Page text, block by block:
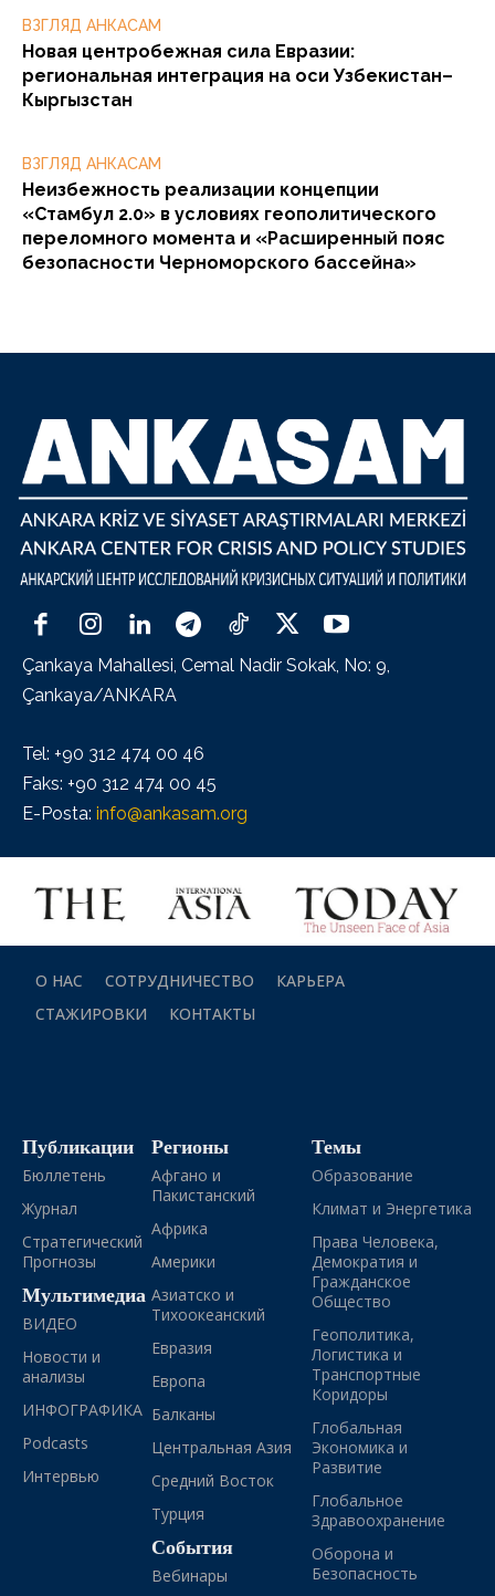
ВЗГЛЯД АНКАСАМ
Новая центробежная сила Евразии:
региональная интеграция на оси Узбекистан–
Кыргызстан
ВЗГЛЯД АНКАСАМ
Неизбежность реализации концепции
«Стамбул 2.0» в условиях геополитического
переломного момента и «Расширенный пояс
безопасности Черноморского бассейна»
Çankaya Mahallesi, Cemal Nadir Sokak, No: 9,
Çankaya/ANKARA
Tel: +90 312 474 00 46
Faks: +90 312 474 00 45
E-Posta: info@ankasam.org
О НАС СОТРУДНИЧЕСТВО
КАРЬЕРА
СТАЖИРОВКИ
КОНТАКТЫ
Публикации
Бюллетень
Журнал
Стратегический
Прогнозы
Мультимедиа
ВИДЕО
Новости и
анализы
ИНФОГРАФИКА
Podcasts
Интервью
Регионы
Афгано и
Пакистанский
Африка
Америки
Азиатско и
Тихоокеанский
Евразия
Европа
Балканы
Центральная Азия
Средний Восток
Турция
События
Вебинары
Темы
Образование
Климат и Энергетика
Права Человека,
Демократия и
Гражданское
Общество
Геополитика,
Логистика и
Транспортные
Коридоры
Глобальная
Экономика и
Развитие
Глобальное
Здравоохранение
Оборона и
Безопасность